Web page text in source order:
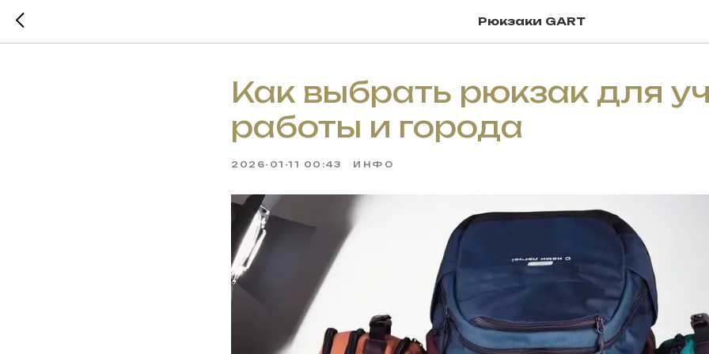
Рюкзаки GART
Как выбрать рюкзак для
работы и города
2026-01-11 00:43 ИНФО